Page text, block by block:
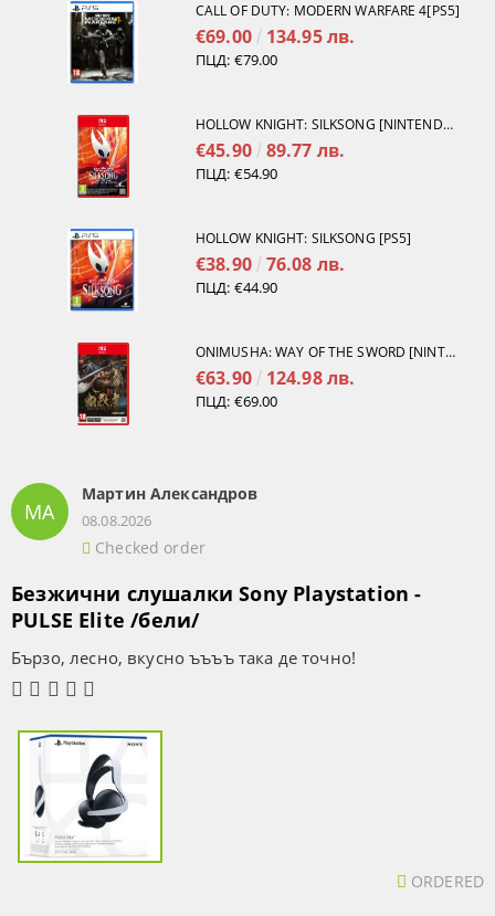
CALL OF DUTY: MODERN WARFARE 4[PS5]
€69.00 134.95 лв.
ПЦД: €79.00
HOLLOW KNIGHT: SILKSONG [NINTENDO SWITCH 2]
€45.90 89.77 лв.
ПЦД: €54.90
HOLLOW KNIGHT: SILKSONG [PS5]
€38.90 76.08 лв.
ПЦД: €44.90
ONIMUSHA: WAY OF THE SWORD [NINTENDO SWITCH 2]
€63.90 124.98 лв.
ПЦД: €69.00
МА
Мартин Александров
08.08.2026
Checked order
Безжични слушалки Sony Playstation -
PULSE Elite /бели/
Бързо, лесно, вкусно ъъъъ така де точно!
ORDERED